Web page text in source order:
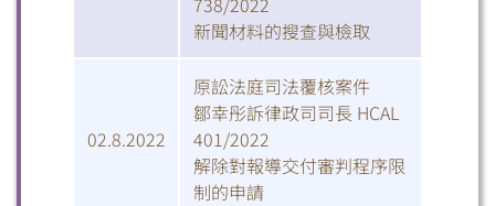
新聞材料的搜查與檢取
02.8.2022
原訟法庭司法覆核案件
鄒幸彤訴律政司司長 HCAL
401/2022
解除對報導交付審判程序限
制的申請
微博 小紅書